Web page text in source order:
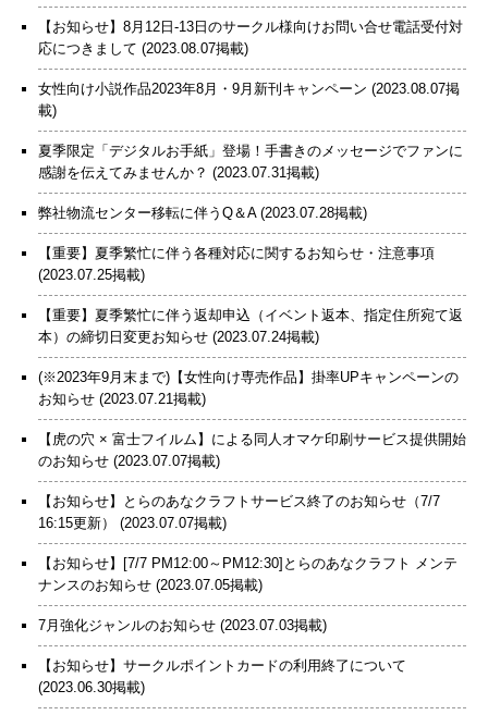
【お知らせ】8月12日-13日のサークル様向けお問い合せ電話受付対
応につきまして (2023.08.07掲載)
女性向け小説作品2023年8月・9月新刊キャンペーン (2023.08.07掲
載)
夏季限定「デジタルお手紙」登場！手書きのメッセージでファンに
感謝を伝えてみませんか？ (2023.07.31掲載)
弊社物流センター移転に伴うQ＆A(2023.07.28掲載)
【重要】夏季繁忙に伴う各種対応に関するお知らせ・注意事項
(2023.07.25掲載)
【重要】夏季繁忙に伴う返却申込（イベント返本、指定住所宛て返
本）の締切日変更お知らせ (2023.07.24掲載)
(※2023年9月末まで)【女性向け専売作品】掛率UPキャンペーンの
お知らせ (2023.07.21掲載)
【虎の穴 × 富士フイルム】による同人オマケ印刷サービス提供開始
のお知らせ (2023.07.07掲載)
【お知らせ】とらのあなクラフトサービス終了のお知らせ（7/7
16:15更新）
(2023.07.07掲載)
【お知らせ】[7/7 PM12:00～PM12:30]とらのあなクラフト メンテ
ナンスのお知らせ (2023.07.05掲載)
7月強化ジャンルのお知らせ (2023.07.03掲載)
【お知らせ】サークルポイントカードの利用終了について
(2023.06.30掲載)